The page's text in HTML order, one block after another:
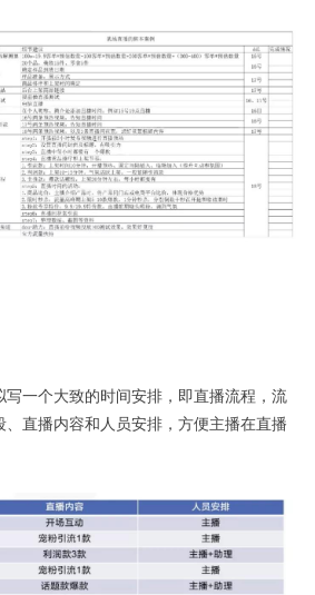
一个大致的时间安排，即直播流程，流
直播内容和人员安排，方便主播在直播